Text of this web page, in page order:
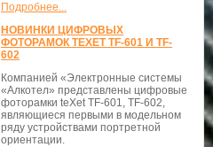
Подробнее...
НОВИНКИ ЦИФРОВЫХ
ФОТОРАМОК TEXET TF-601 И TF-
602
Компанией «Электронные системы
«Алкотел» представлены цифровые
фоторамки teXet TF-601, TF-602,
являющиеся первыми в модельном
ряду устройствами портретной
ориентации.